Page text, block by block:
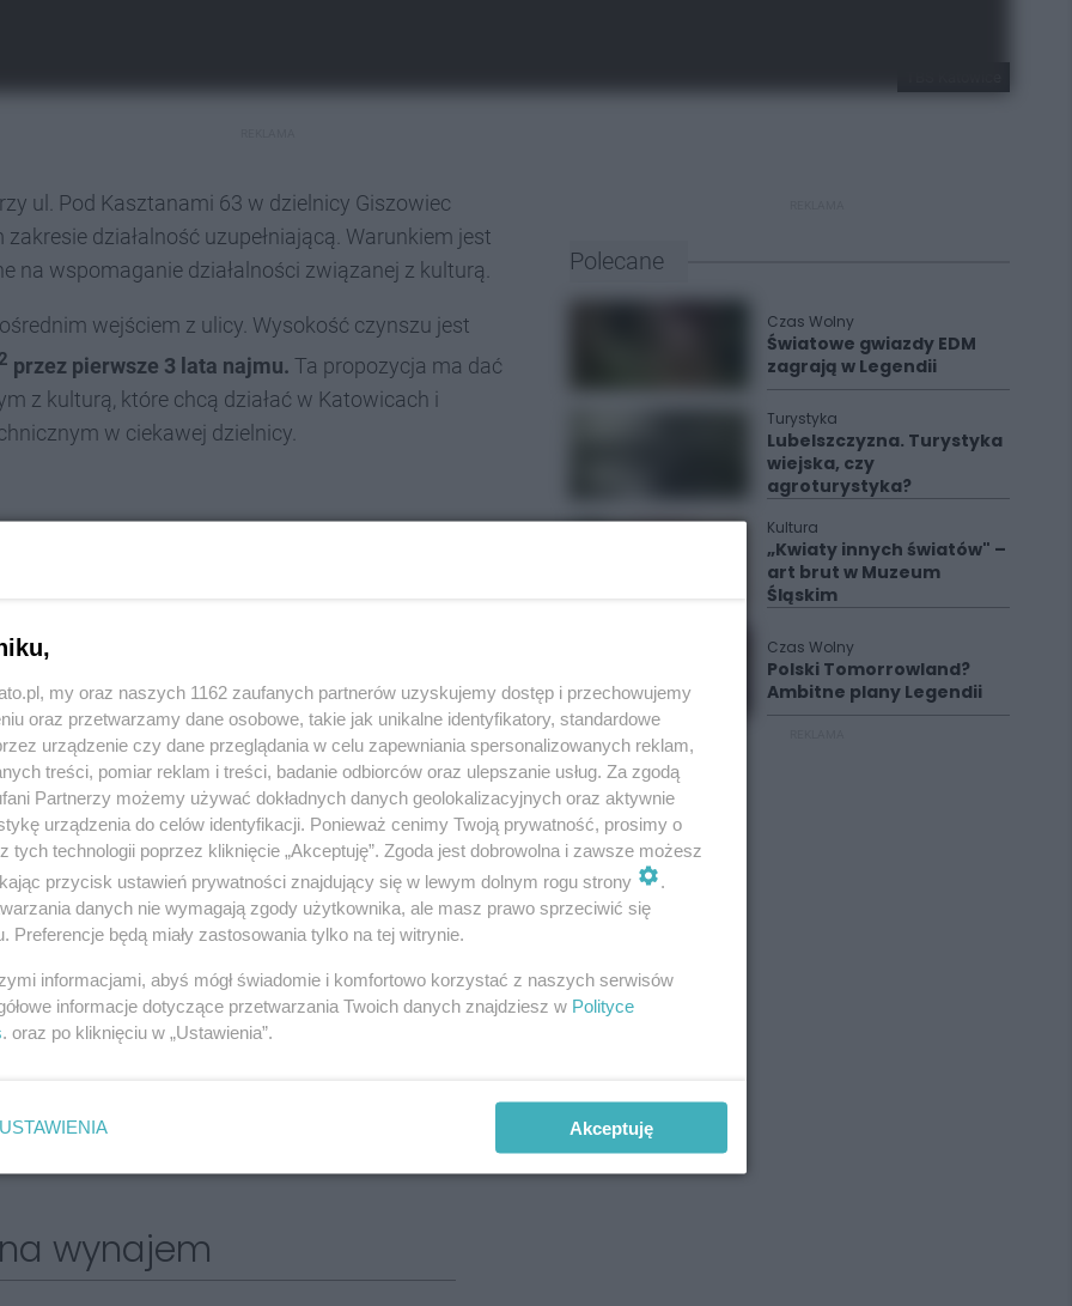
ul. Pod Kasztanami 63 w dzielnicy Giszowiec
działalność uzupełniającą. Warunkiem jest
na wspomaganie działalności związanej z kulturą.
wejściem z ulicy. Wysokość czynszu jest
2 przez pierwsze 3 lata najmu. Ta propozycja ma dać
z kulturą, które chcą działać w Katowicach i
w ciekawej dzielnicy.
miejscem do życia i prowadzenia działalności
lokale usługowe, a teraz
i ludzi kultury. Mam nadzieję, że dzięki
osobom realizującym swoje pasje odnieść
się, że lokal, który przeznaczamy na
w Giszowcu, gdyż to dzielnica mająca bardzo
– mówiJanusz Olesiński, prezes
r.
zawiera ogłoszenie zamieszczone na
adresem
TBS Sp. z o.o. mieszczącej się w
12 lutego od godz. 7:30 do 11 marca 2024 r. do
wynajem
Polecane
Czas Wolny
Światowe gwiazdy EDM
zagrają w Legendii
Turystyka
Lubelszczyzna. Turystyka
wiejska, czy
agroturystyka?
Kultura
„Kwiaty innych światów" –
art brut w Muzeum
Śląskim
Czas Wolny
Polski Tomorrowland?
Ambitne plany Legendii
my oraz naszych 1162 zaufanych partnerów uzyskujemy dostęp i przechowujemy
oraz przetwarzamy dane osobowe, takie jak unikalne identyfikatory, standardowe
urządzenie czy dane przeglądania w celu zapewniania spersonalizowanych reklam,
treści, pomiar reklam i treści, badanie odbiorców oraz ulepszanie usług. Za zgodą
Partnerzy możemy używać dokładnych danych geolokalizacyjnych oraz aktywnie
urządzenia do celów identyfikacji. Ponieważ cenimy Twoją prywatność, prosimy o
tych technologii poprzez kliknięcie „Akceptuję”. Zgoda jest dobrowolna i zawsze możesz
przycisk ustawień prywatności znajdujący się w lewym dolnym rogu strony
.
danych nie wymagają zgody użytkownika, ale masz prawo sprzeciwić się
Preferencje będą miały zastosowania tylko na tej witrynie.
informacjami, abyś mógł świadomie i komfortowo korzystać z naszych serwisów
informacje dotyczące przetwarzania Twoich danych znajdziesz w Polityce
. oraz po kliknięciu w „Ustawienia”.
USTAWIENIA Akceptuję